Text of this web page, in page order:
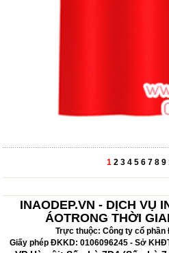
1 2 3 4 5 6 7 8 9
INAODEP.VN - DỊCH VỤ
ÁOTRONG THỜI
Trực thuộc: Công ty cổ
Giấy phép ĐKKD: 0106096245 - Sở